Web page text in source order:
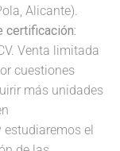
Alicante).
certificación:
Venta limitada
cuestiones
más unidades
el